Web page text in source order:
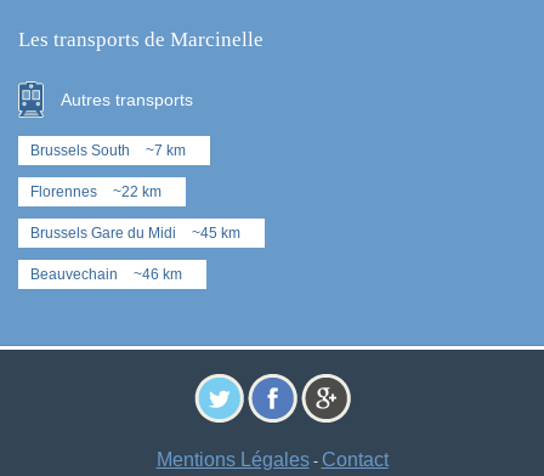
Les transports de Marcinelle
Autres transports
Brussels South ~7 km
Florennes ~22 km
Brussels Gare du Midi ~45 km
Beauvechain ~46 km
Mentions Légales- Contact